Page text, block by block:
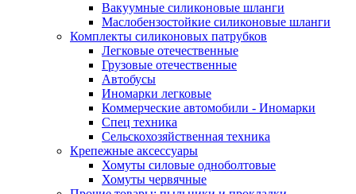
Вакуумные силиконовые шланги
Маслобензостойкие силиконовые шланги
Комплекты силиконовых патрубков
Легковые отечественные
Грузовые отечественные
Автобусы
Иномарки легковые
Коммерческие автомобили - Иномарки
Спец техника
Сельскохозяйственная техника
Крепежные аксессуары
Хомуты силовые одноболтовые
Хомуты червячные